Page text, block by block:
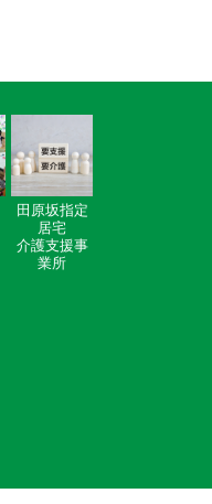
田原坂指定
居宅
介護支援事
業所